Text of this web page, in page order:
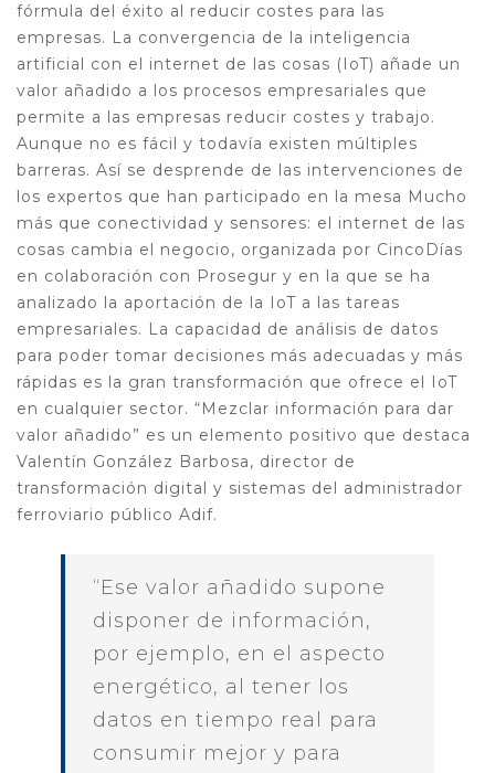
fórmula del éxito al reducir costes para las
empresas. La convergencia de la inteligencia
artificial con el internet de las cosas (IoT) añade un
valor añadido a los procesos empresariales que
permite a las empresas reducir costes y trabajo.
Aunque no es fácil y todavía existen múltiples
barreras. Así se desprende de las intervenciones de
los expertos que han participado en la mesa Mucho
más que conectividad y sensores: el internet de las
cosas cambia el negocio, organizada por CincoDías
en colaboración con Prosegur y en la que se ha
analizado la aportación de la IoT a las tareas
empresariales. La capacidad de análisis de datos
para poder tomar decisiones más adecuadas y más
rápidas es la gran transformación que ofrece el IoT
en cualquier sector. “Mezclar información para dar
valor añadido” es un elemento positivo que destaca
Valentín González Barbosa, director de
transformación digital y sistemas del administrador
ferroviario público Adif.
“Ese valor añadido supone
disponer de información,
por ejemplo, en el aspecto
energético, al tener los
datos en tiempo real para
consumir mejor y para